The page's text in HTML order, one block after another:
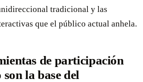
tradicional y las
que el público actual anhela.
de participación
la base del